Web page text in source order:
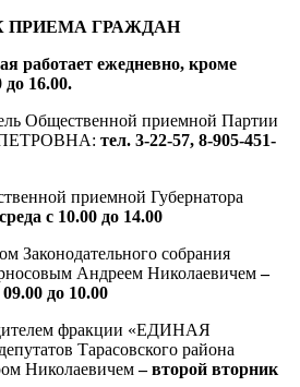
ПРИЕМА ГРАЖДАН
работает ежедневно, кроме
16.00.
Общественной приемной Партии
тел. 3-22-57, 8-905-451-
приемной Губернатора
с 10.00 до 14.00
Законодательного собрания
Андреем Николаевичем–
до 10.00
фракции «ЕДИНАЯ
Тарасовского района
Николаевичем– второй вторник